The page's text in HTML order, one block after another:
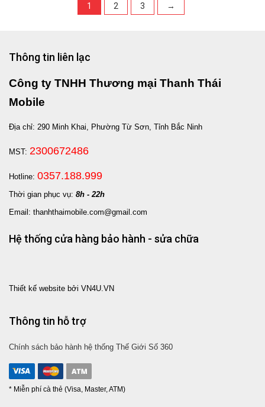
1 2 3 →
Thông tin liên lạc
Công ty TNHH Thương mại Thanh Thái
Mobile
Địa chỉ: 290 Minh Khai, Phường Từ Sơn, Tỉnh Bắc Ninh
MST: 2300672486
Hotline: 0357.188.999
Thời gian phục vụ: 8h - 22h
Email: thanhthaimobile.com@gmail.com
Hệ thống cửa hàng bảo hành - sửa chữa
Thiết kế website bởi VN4U.VN
Thông tin hỗ trợ
Chính sách bảo hành hệ thống Thế Giới Số 360
* Miễn phí cà thẻ (Visa, Master, ATM)